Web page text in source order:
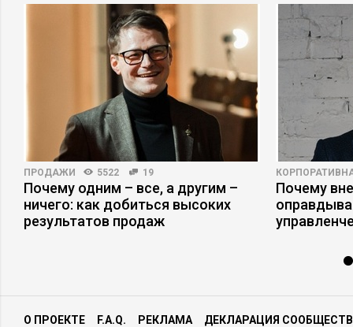
ПРОДАЖИ 5522 19
Почему одним – все, а другим –
ничего: как добиться высоких
результатов продаж
Почему
О ПРОЕКТЕ F.A.Q. РЕКЛАМА ДЕКЛАРАЦИЯ